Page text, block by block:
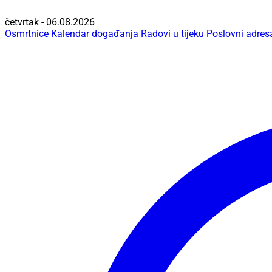
četvrtak - 06.08.2026
Osmrtnice Kalendar događanja Radovi u tijeku Poslovni